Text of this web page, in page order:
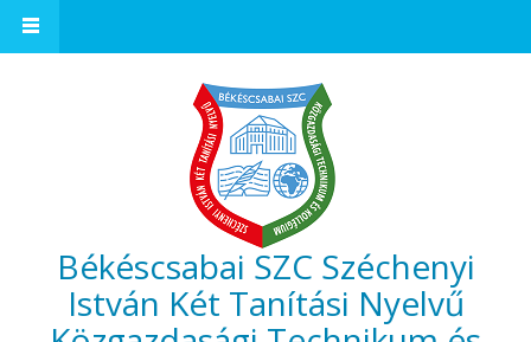
Békéscsabai SZC Széchenyi
István Két Tanítási Nyelvű